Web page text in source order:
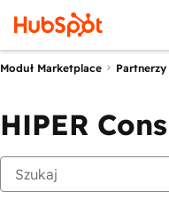
Moduł Marketplace
HIPER